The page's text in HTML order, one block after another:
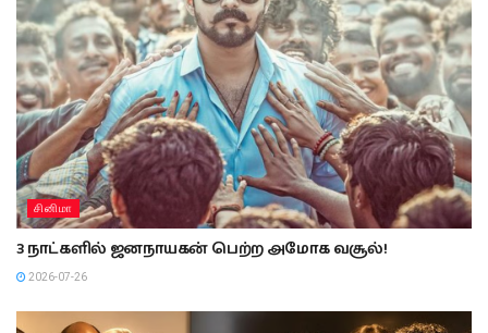
சினிமா
3 நாட்களில் ஜனநாயகன் பெற்ற அமோக வசூல்!
2026-07-26